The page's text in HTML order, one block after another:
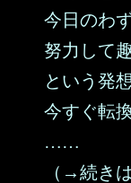
今日のわ
努力して
という発
今すぐ転
……
（→続き